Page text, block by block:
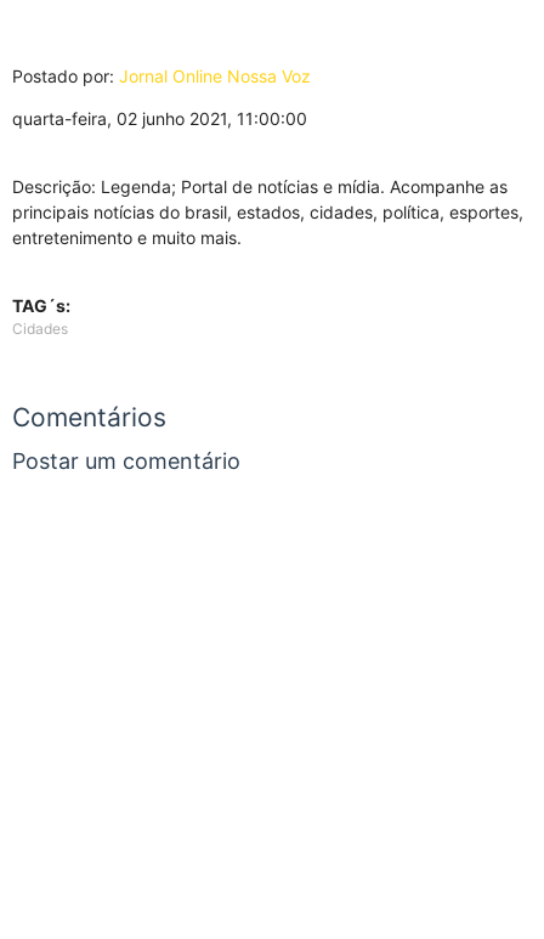
Postado por: Jornal Online Nossa Voz
quarta-feira, 02 junho 2021, 11:00:00
Descrição: Legenda; Portal de notícias e mídia. Acompanhe as
principais notícias do brasil, estados, cidades, política, esportes,
entretenimento e muito mais.
TAG´s:
Cidades
Comentários
Postar um comentário